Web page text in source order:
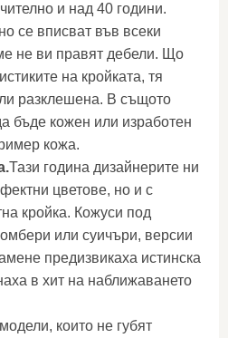
и над 40 години.
се вписват във всеки
не ви правят дебели. Що
на кройката, тя
разклешена. В същото
бъде кожен или изработен
кожа.
Тази година дизайнерите ни
цветове, но и с
кройка. Кожуси под
или суичъри, версии
предизвикаха истинска
в хит на наближаването
които не губят